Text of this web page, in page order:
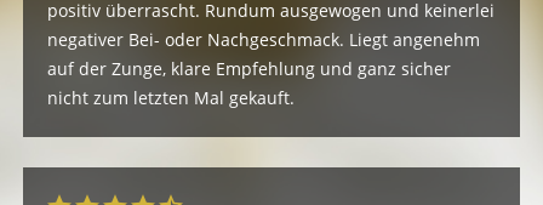
positiv überrascht. Rundum ausgewogen und keinerlei
negativer Bei- oder Nachgeschmack. Liegt angenehm
auf der Zunge, klare Empfehlung und ganz sicher
nicht zum letzten Mal gekauft.